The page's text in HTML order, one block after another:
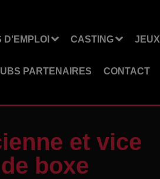
D'EMPLOI CASTING JEUX
PARTENAIRES CONTACT
et vice
boxe